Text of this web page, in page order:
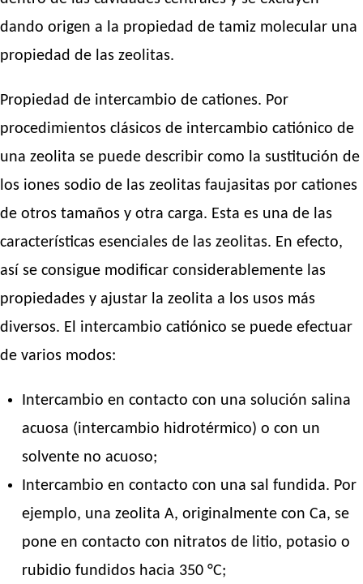
dando origen a la propiedad de tamiz molecular una
propiedad de las zeolitas.
Propiedad de intercambio de cationes. Por
procedimientos clásicos de intercambio catiónico de
una zeolita se puede describir como la sustitución de
los iones sodio de las zeolitas faujasitas por cationes
de otros tamaños y otra carga. Esta es una de las
características esenciales de las zeolitas. En efecto,
así se consigue modificar considerablemente las
propiedades y ajustar la zeolita a los usos más
diversos. El intercambio catiónico se puede efectuar
de varios modos:
Intercambio en contacto con una solución salina
acuosa (intercambio hidrotérmico) o con un
solvente no acuoso;
Intercambio en contacto con una sal fundida. Por
ejemplo, una zeolita A, originalmente con Ca, se
pone en contacto con nitratos de litio, potasio o
rubidio fundidos hacia 350 °C;